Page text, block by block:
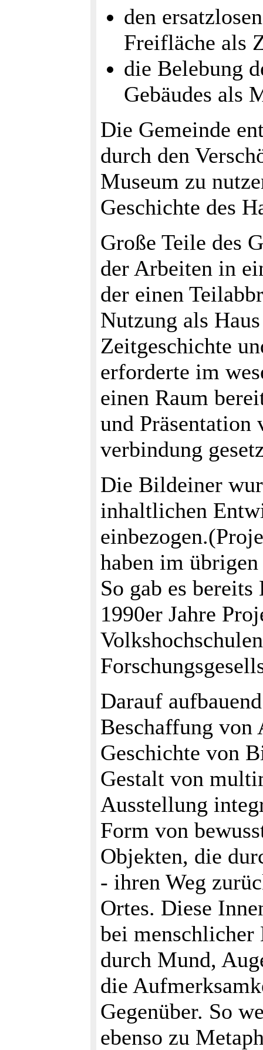
den
Freifläche als
die Belebung
Gebäudes als
Die Gemeinde
durch den
Museum zu
Geschichte des
Große Teile des
der Arbeiten in
der einen
Nutzung als
Zeitgeschichte
erforderte im
einen Raum
und Präsentation
verbindung
Die Bildeiner
inhaltlichen
haben im
So gab es
1990er Jahre
Darauf
Beschaffung von
Geschichte von
Gestalt von
Ausstellung
Form von
Objekten, die
- ihren Weg
Ortes. Diese
bei
durch Mund,
die
Gegenüber. So
ebenso zu